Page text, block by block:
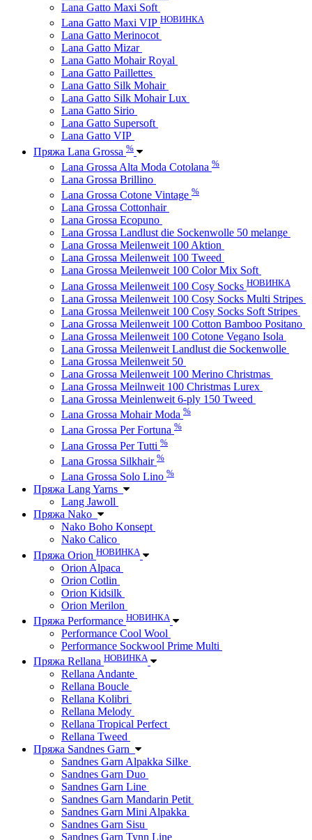
Lana Gatto Maxi Soft
Lana Gatto Maxi VIP НОВИНКА
Lana Gatto Merinocot
Lana Gatto Mizar
Lana Gatto Mohair Royal
Lana Gatto Paillettes
Lana Gatto Silk Mohair
Lana Gatto Silk Mohair Lux
Lana Gatto Sirio
Lana Gatto Supersoft
Lana Gatto VIP
Пряжа Lana Grossa %
Lana Grossa Alta Moda Cotolana %
Lana Grossa Brillino
Lana Grossa Cotone Vintage %
Lana Grossa Cottonhair
Lana Grossa Ecopuno
Lana Grossa Landlust die Sockenwolle 50 melange
Lana Grossa Meilenweit 100 Aktion
Lana Grossa Meilenweit 100 Tweed
Lana Grossa Meilenweit 100 Color Mix Soft
Lana Grossa Meilenweit 100 Cosy Socks НОВИНКА
Lana Grossa Meilenweit 100 Cosy Socks Multi Stripes
Lana Grossa Meilenweit 100 Cosy Socks Soft Stripes
Lana Grossa Meilenweit 100 Cotton Bamboo Positano
Lana Grossa Meilenweit 100 Cotone Vegano Isola
Lana Grossa Meilenweit Landlust die Sockenwolle
Lana Grossa Meilenweit 50
Lana Grossa Meilenweit 100 Merino Christmas
Lana Grossa Meilnweit 100 Christmas Lurex
Lana Grossa Meinlenweit 6-ply 150 Tweed
Lana Grossa Mohair Moda %
Lana Grossa Per Fortuna %
Lana Grossa Per Tutti %
Lana Grossa Silkhair %
Lana Grossa Solo Lino %
Пряжа Lang Yarns
Lang Jawoll
Пряжа Nako
Nako Boho Konsept
Nako Calico
Пряжа Orion НОВИНКА
Orion Alpaca
Orion Cotlin
Orion Kidsilk
Orion Merilon
Пряжа Performance НОВИНКА
Performance Cool Wool
Performance Sockwool Prime Multi
Пряжа Rellana НОВИНКА
Rellana Andante
Rellana Boucle
Rellana Kolibri
Rellana Melody
Rellana Tropical Perfect
Rellana Tweed
Пряжа Sandnes Garn
Sandnes Garn Alpakka Silke
Sandnes Garn Duo
Sandnes Garn Line
Sandnes Garn Mandarin Petit
Sandnes Garn Mini Alpakka
Sandnes Garn Sisu
Sandnes Garn Tynn Line